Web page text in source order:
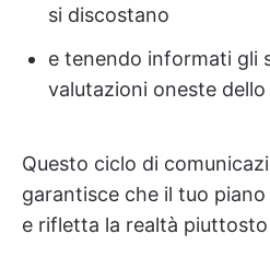
si discostano
e tenendo informati gli
valutazioni oneste
Questo ciclo di
garantisce che il tuo
e rifletta la realtà